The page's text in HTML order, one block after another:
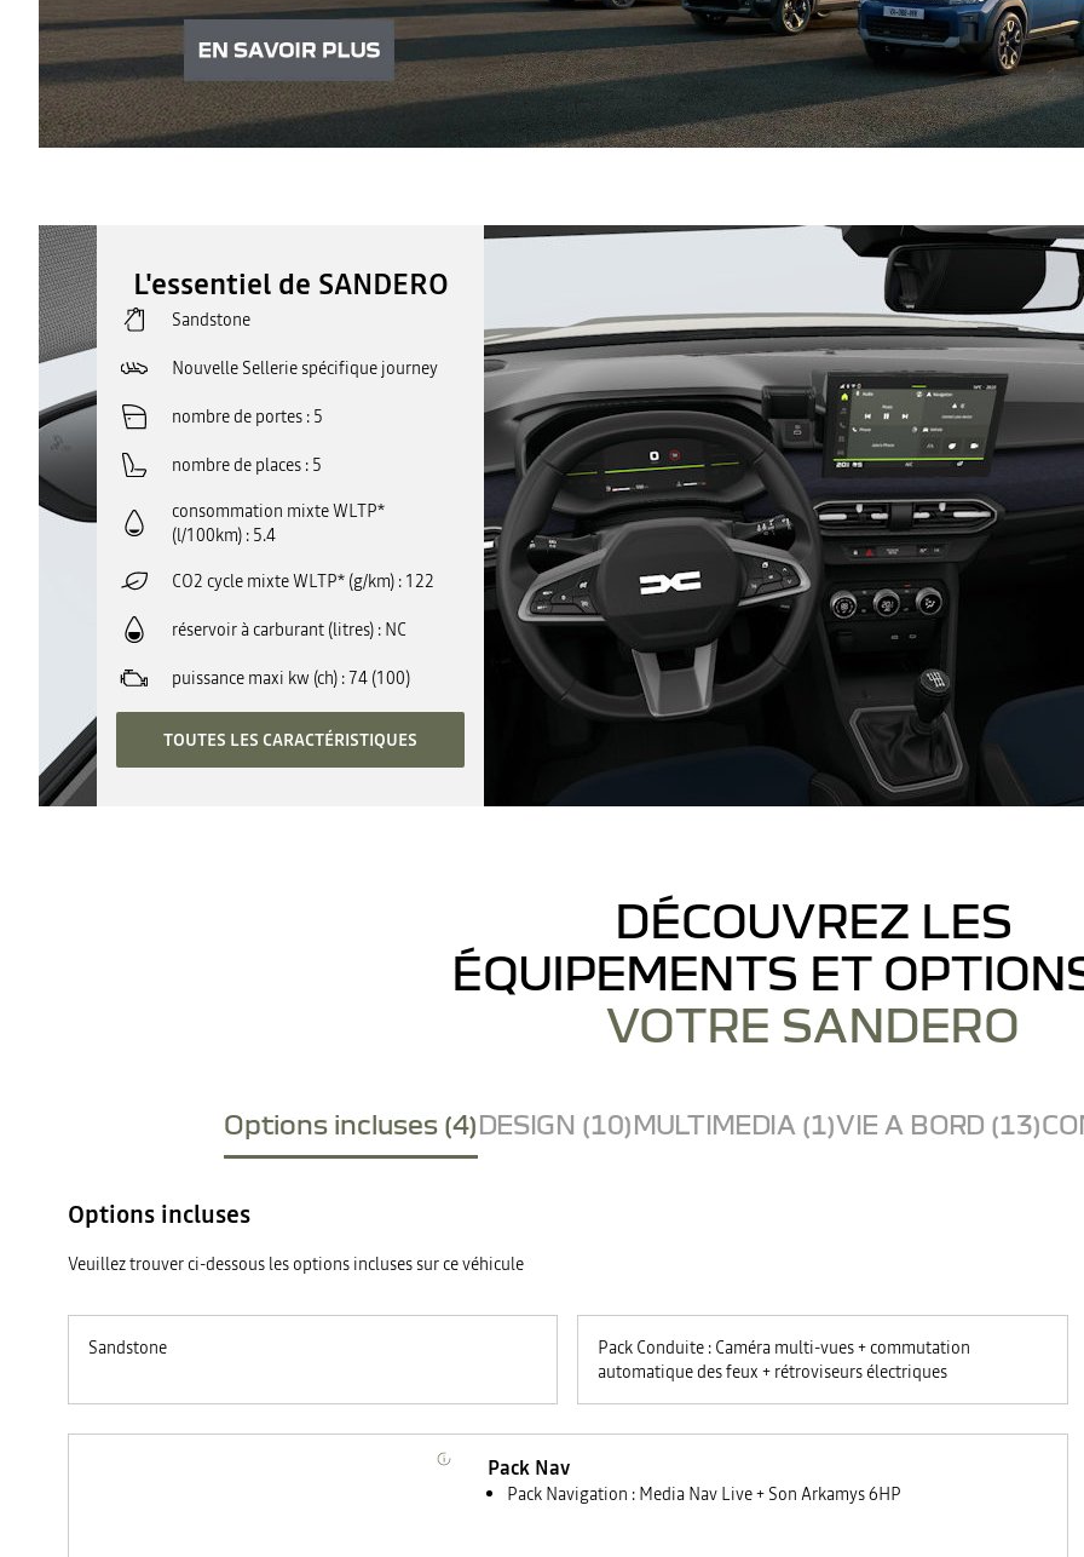
L'essentiel de SANDERO
Sandstone
Nouvelle Sellerie spécifique journey
nombre de portes 5
nombre de places 5
consommation mixte WLTP*
(l/100km) 5.4
CO2 cycle mixte WLTP* (g/km) 122
réservoir à carburant (litres) NC
puissance maxi kw (ch) 74 (100)
TOUTES LES CARACTÉRISTIQUES
DÉCOUVREZ LES
ÉQUIPEMENTS ET
VOTRE SANDERO
Options incluses (4)DESIGN (10)MULTIMEDIA (1)VIE A BORD (13)
Options incluses
Veuillez trouver ci-dessous les options incluses sur ce véhicule
Sandstone
Pack Conduite : Caméra multi-vues + commutation
automatique des feux + rétroviseurs électriques
Pack Nav
Pack Navigation : Media Nav Live + Son Arkamys 6HP